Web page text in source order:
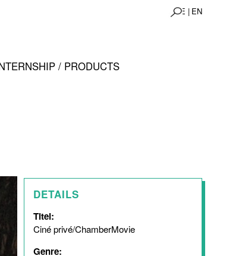
DE | EN
/ PRODUCTS
DETAILS
Titel:
Ciné privé/ChamberMovie
Genre: